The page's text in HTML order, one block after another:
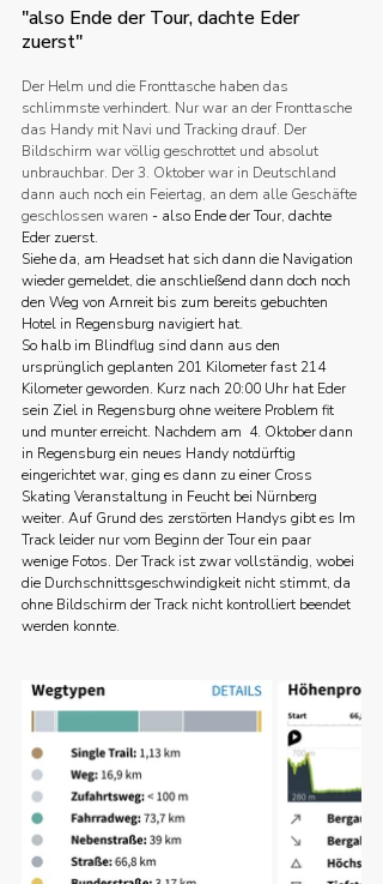
"also Ende der Tour, dachte Eder
zuerst"
Der Helm und die Fronttasche haben das
schlimmste verhindert. Nur war an der Fronttasche
das Handy mit Navi und Tracking drauf. Der
Bildschirm war völlig geschrottet und absolut
unbrauchbar. Der 3. Oktober war in Deutschland
dann auch noch ein Feiertag, an dem alle Geschäfte
geschlossen waren - also Ende der Tour, dachte
Eder zuerst.
Siehe da, am Headset hat sich dann die Navigation
wieder gemeldet, die anschließend dann doch noch
den Weg von Arnreit bis zum bereits gebuchten
Hotel in Regensburg navigiert hat.
So halb im Blindflug sind dann aus den
ursprünglich geplanten 201 Kilometer fast 214
Kilometer geworden. Kurz nach 20:00 Uhr hat Eder
sein Ziel in Regensburg ohne weitere Problem fit
und munter erreicht. Nachdem am  4. Oktober dann
in Regensburg ein neues Handy notdürftig
eingerichtet war, ging es dann zu einer Cross
Skating Veranstaltung in Feucht bei Nürnberg
weiter. Auf Grund des zerstörten Handys gibt es Im
Track leider nur vom Beginn der Tour ein paar
wenige Fotos. Der Track ist zwar vollständig, wobei
die Durchschnittsgeschwindigkeit nicht stimmt, da
ohne Bildschirm der Track nicht kontrolliert beendet
werden konnte.